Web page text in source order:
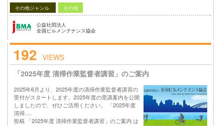
その他ジャンル その他
公益社団法人
全国ビルメンテナンス協会
192 VIEWS
「2025年度 清掃作業監督者講習」のご案内
2025年6月より、2025年度の清掃作業監督者講習の
受付がスタートします。2025年度の受講案内を公開
しましたので、ぜひご活用ください。 「2025年度
清掃….
投稿 「2025年度 清掃作業監督者講習」のご案内 は